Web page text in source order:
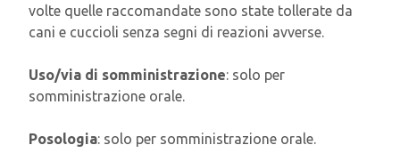
volte quelle raccomandate sono state tollerate da
cani e cuccioli senza segni di reazioni avverse.
Uso/via di somministrazione: solo per
somministrazione orale.
Posologia: solo per somministrazione orale.